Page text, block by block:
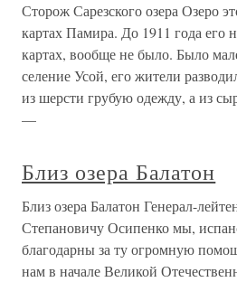
Сторож Сарезского озера Озеро
картах Памира. До 1911 года его
картах, вообще не было. Было
селение Усой, его жители
из шерсти грубую одежду, а из
—
Близ озера Балатон
Близ озера Балатон Генерал-
Степановичу Осипенко мы,
благодарны за ту огромную
нам в начале Великой